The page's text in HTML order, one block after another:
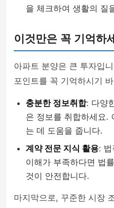
을 체크하여 생활의 질
이것만은 꼭 기억하
아파트 분양은 큰 투자입
포인트를 꼭 기억하시기
충분한 정보취합: 다양
은 정보를 취합하세요.
는 데 도움을 줍니다.
계약 전문 지식 활용:
이해가 부족하다면 법
것이 안전합니다.
마지막으로, 꾸준한 시장